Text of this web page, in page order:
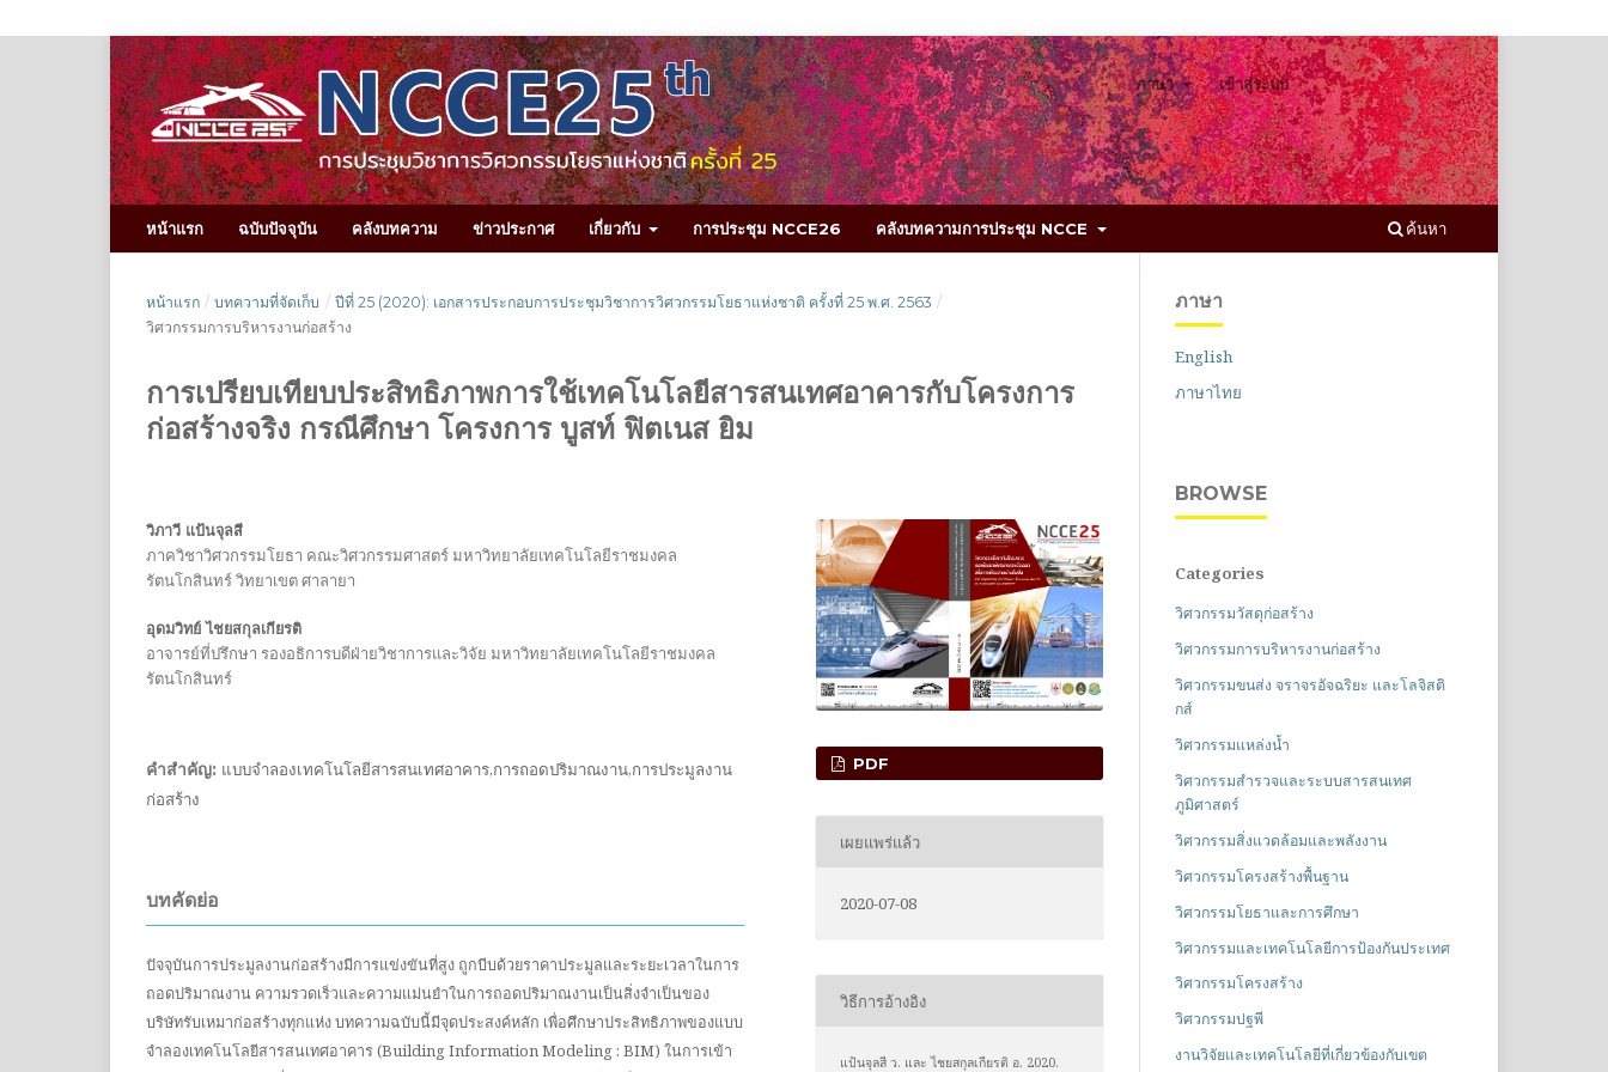
หน้าแรก ฉบับปัจจุบัน คลังบทความ ข่าวประกาศ เกี่ยวกับ การประชุม NCCE26 คลังบทความการประชุม NCCE ค้นหา
ภาษา เข้าสู่ระบบ
หน้าแรก / บทความที่จัดเก็บ / ปีที่ 25 (2020): เอกสารประกอบการประชุมวิชาการวิศวกรรมโยธาแห่งชาติ ครั้งที่ 25 พ.ศ. 2563 /
วิศวกรรมการบริหารงานก่อสร้าง
การเปรียบเทียบประสิทธิภาพการใช้เทคโนโลยีสารสนเทศอาคารกับโครงการ
ก่อสร้างจริง กรณีศึกษา โครงการ บูสท์ ฟิตเนส ยิม
วิภาวี แป้นจุลสี
ภาควิชาวิศวกรรมโยธา คณะวิศวกรรมศาสตร์ มหาวิทยาลัยเทคโนโลยีราชมงคล
รัตนโกสินทร์ วิทยาเขต ศาลายา
อุดมวิทย์ ไชยสกุลเกียรติ
อาจารย์ที่ปรึกษา รองอธิการบดีฝ่ายวิชาการและวิจัย มหาวิทยาลัยเทคโนโลยีราชมงคล
รัตนโกสินทร์
คำสำคัญ: แบบจำลองเทคโนโลยีสารสนเทศอาคาร,การถอดปริมาณงาน,การประมูลงาน
ก่อสร้าง
บทคัดย่อ
ปัจจุบันการประมูลงานก่อสร้างมีการแข่งขันที่สูง ถูกบีบด้วยราคาประมูลและระยะเวลาในการ
ถอดปริมาณงาน ความรวดเร็วและความแม่นยำในการถอดปริมาณงานเป็นสิ่งจำเป็นของ
บริษัทรับเหมาก่อสร้างทุกแห่ง บทความฉบับนี้มีจุดประสงค์หลัก เพื่อศึกษาประสิทธิภาพของแบบ
จำลองเทคโนโลยีสารสนเทศอาคาร (Building Information Modeling : BIM) ในการเข้า
PDF
เผยแพร่แล้ว
2020-07-08
วิธีการอ้างอิง
แป้นจุลสี ว. และ ไชยสกุลเกียรติ อ. 2020.
ภาษา
English
ภาษาไทย
BROWSE
Categories
วิศวกรรมวัสดุก่อสร้าง
วิศวกรรมการบริหารงานก่อสร้าง
วิศวกรรมขนส่ง จราจรอัจฉริยะ และโลจิสติ
กส์
วิศวกรรมแหล่งน้ำ
วิศวกรรมสำรวจและระบบสารสนเทศ
ภูมิศาสตร์
วิศวกรรมสิ่งแวดล้อมและพลังงาน
วิศวกรรมโครงสร้างพื้นฐาน
วิศวกรรมโยธาและการศึกษา
วิศวกรรมและเทคโนโลยีการป้องกันประเทศ
วิศวกรรมโครงสร้าง
วิศวกรรมปฐพี
งานวิจัยและเทคโนโลยีที่เกี่ยวข้องกับเขต